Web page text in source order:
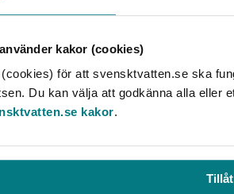
kakor (cookies)
för att svensktvatten.se ska
Du kan välja att godkänna alla
kakor.